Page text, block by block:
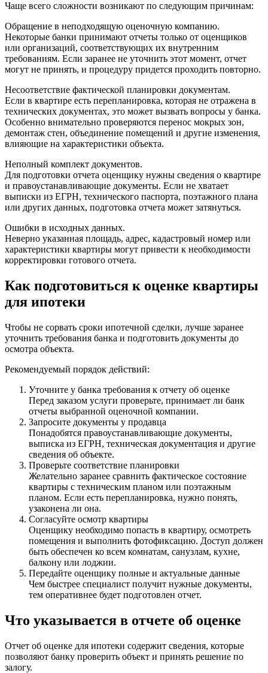
Чаще всего сложности возникают по следующим причинам:
Обращение в неподходящую оценочную компанию.
Некоторые банки принимают отчеты только от оценщиков
или организаций, соответствующих их внутренним
требованиям. Если заранее не уточнить этот момент, отчет
могут не принять, и процедуру придется проходить повторно.
Несоответствие фактической планировки документам.
Если в квартире есть перепланировка, которая не отражена в
технических документах, это может вызвать вопросы у банка.
Особенно внимательно проверяются перенос мокрых зон,
демонтаж стен, объединение помещений и другие изменения,
влияющие на характеристики объекта.
Неполный комплект документов.
Для подготовки отчета оценщику нужны сведения о квартире
и правоустанавливающие документы. Если не хватает
выписки из ЕГРН, технического паспорта, поэтажного плана
или других данных, подготовка отчета может затянуться.
Ошибки в исходных данных.
Неверно указанная площадь, адрес, кадастровый номер или
характеристики квартиры могут привести к необходимости
корректировки готового отчета.
Как подготовиться к оценке квартиры
для ипотеки
Чтобы не сорвать сроки ипотечной сделки, лучше заранее
уточнить требования банка и подготовить документы до
осмотра объекта.
Рекомендуемый порядок действий:
Уточните у банка требования к отчету об оценке
Перед заказом услуги проверьте, принимает ли банк
отчеты выбранной оценочной компании.
Запросите документы у продавца
Понадобятся правоустанавливающие документы,
выписка из ЕГРН, техническая документация и другие
сведения об объекте.
Проверьте соответствие планировки
Желательно заранее сравнить фактическое состояние
квартиры с техническим планом или поэтажным
планом. Если есть перепланировка, нужно понять,
узаконена ли она.
Согласуйте осмотр квартиры
Оценщику необходимо попасть в квартиру, осмотреть
помещения и выполнить фотофиксацию. Доступ должен
быть обеспечен ко всем комнатам, санузлам, кухне,
балкону или лоджии.
Передайте оценщику полные и актуальные данные
Чем быстрее специалист получит нужные документы,
тем оперативнее будет подготовлен отчет.
Что указывается в отчете об оценке
Отчет об оценке для ипотеки содержит сведения, которые
позволяют банку проверить объект и принять решение по
залогу.